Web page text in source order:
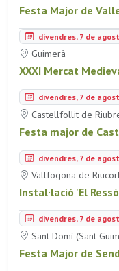
Festa Major de
divendres, 7 de
Guimerà
XXXI Mercat
divendres, 7 de
Castellfollit de
Festa major de
divendres, 7 de
Vallfogona de
Instal·lació 'El
divendres, 7 de
Sant Domí (Sant
Festa Major de